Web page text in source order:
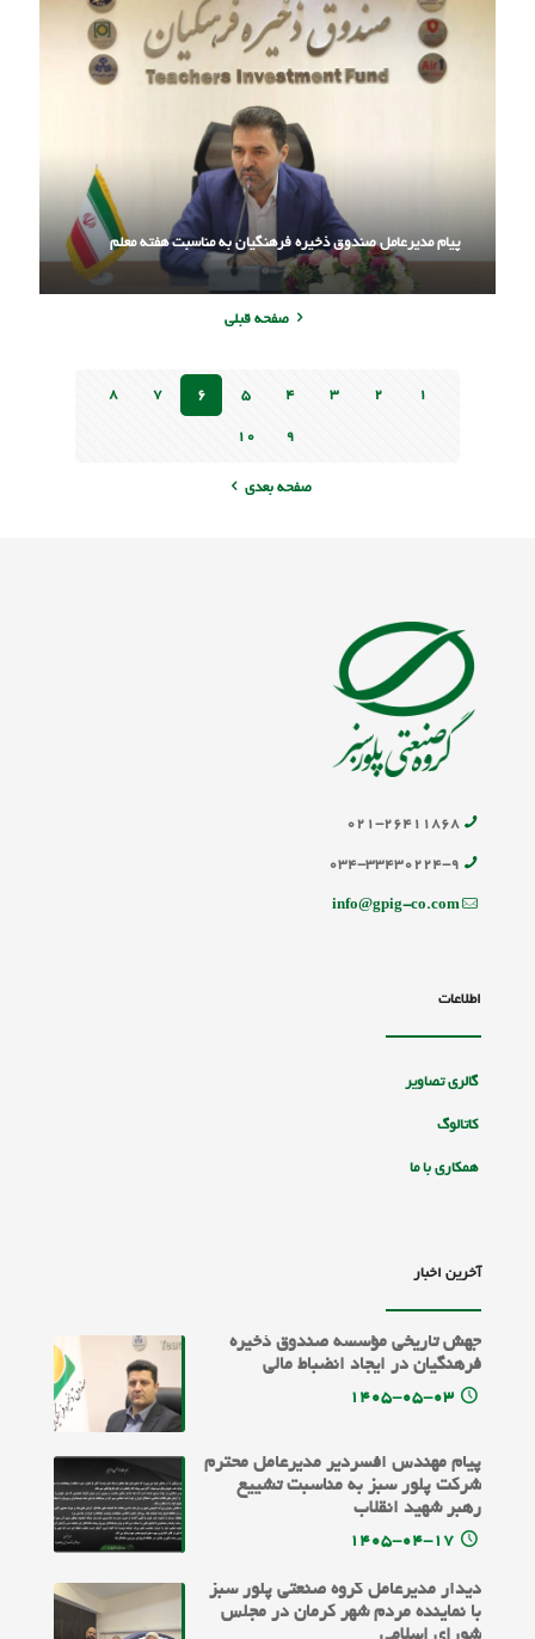
پیام مدیرعامل صندوق ذخیره فرهنگیان به مناسبت هفته معلم
صفحه قبلی
۱ ۲ ۳ ۴ ۵ ۶ ۷ ۸
۹ ۱۰
صفحه بعدی
۰۲۱-۲۶۴۱۱۸۶۸
۰۳۴-۳۳۴۳۰۲۲۴-۹
info@gpig-co.com
اطلاعات
گالری تصاویر
کاتالوگ
همکاری با ما
آخرین اخبار
جهش تاریخی مؤسسه صندوق ذخیره
فرهنگیان در ایجاد انضباط مالی
۱۴۰۵-۰۵-۰۳
پیام مهندس افسردیر مدیرعامل محترم
شرکت پلور سبز به مناسبت تشییع
رهبر شهید انقلاب
۱۴۰۵-۰۴-۱۷
دیدار مدیرعامل گروه صنعتی پلور سبز
با نماینده مردم شهر کرمان در مجلس